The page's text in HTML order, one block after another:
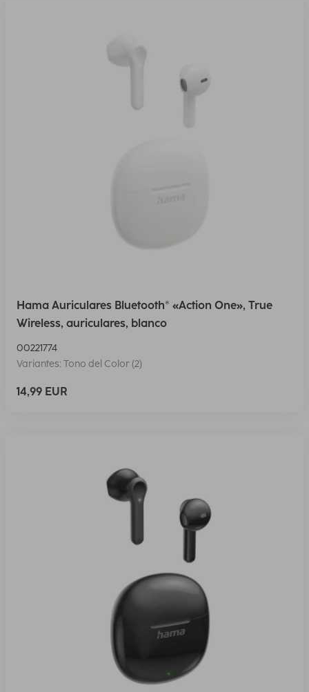
Hama Auriculares Bluetooth® «Action One», True
Wireless, auriculares, blanco
00221774
Variantes: Tono del Color (2)
14,99 EUR